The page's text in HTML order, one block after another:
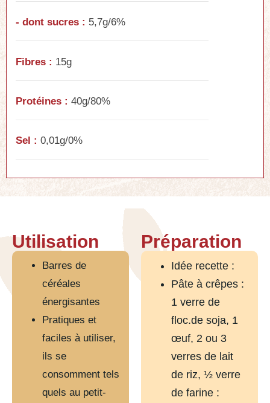
- dont sucres : 5,7g/6%
Fibres : 15g
Protéines : 40g/80%
Sel : 0,01g/0%
Utilisation
Barres de
céréales
énergisantes
Pratiques et
faciles à utiliser,
ils se
consomment tels
quels au petit-
Préparation
Idée recette :
Pâte à crêpes :
1 verre de
floc.de soja, 1
œuf, 2 ou 3
verres de lait
de riz, ½ verre
de farine :